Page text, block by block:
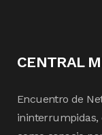
CENTRAL
Encuentro de
ininterrumpidas,